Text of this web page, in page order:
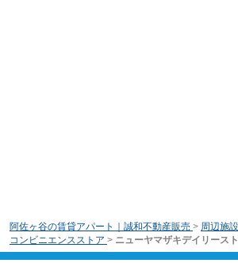
阿佐ヶ谷の賃貸アパート｜誠和不動産販売 > 周辺施
コンビニエンスストア > ニューヤマザキデイリース